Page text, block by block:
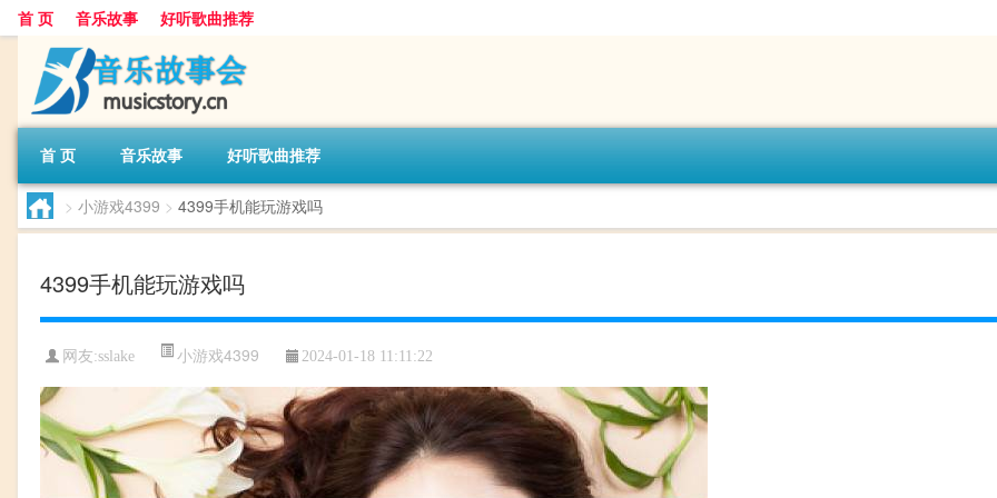
首 页 音乐故事 好听歌曲推荐
首 页 音乐故事 好听歌曲推荐
> 小游戏4399 > 4399手机能玩游戏吗
4399手机能玩游戏吗
网友:sslake 小游戏4399 2024-01-18 11:11:22